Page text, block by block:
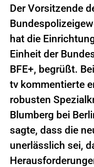
Der Vorsitzende
hat die
Einheit der
BFE+, begrüßt.
tv kommentierte
robusten
Blumberg bei
sagte, dass die
unerlässlich sei,